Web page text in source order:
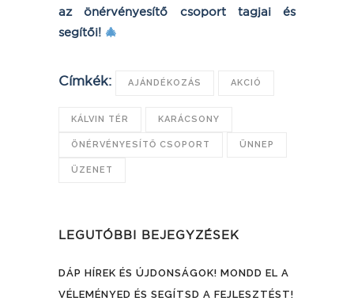
az önérvényesítő csoport tagjai és
segítői! 🎄
Címkék: AJÁNDÉKOZÁS AKCIÓ
KÁLVIN TÉR KARÁCSONY
ÖNÉRVÉNYESÍTŐ CSOPORT ÜNNEP
ÜZENET
LEGUTÓBBI BEJEGYZÉSEK
DÁP HÍREK ÉS ÚJDONSÁGOK! MONDD EL A
VÉLEMÉNYED ÉS SEGÍTSD A FEJLESZTÉST!